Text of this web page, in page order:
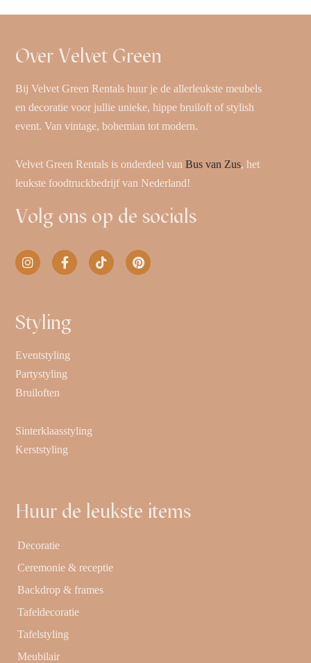
Over Velvet Green
Bij Velvet Green Rentals huur je de allerleukste meubels
en decoratie voor jullie unieke, hippe bruiloft of stylish
event. Van vintage, bohemian tot modern.
Velvet Green Rentals is onderdeel vanBus van Zus, het
leukste foodtruckbedrijf van Nederland!
Volg ons op de socials
Styling
Eventstyling
Partystyling
Bruiloften
Sinterklaasstyling
Kerststyling
Huur de leukste items
Decoratie
Ceremonie & receptie
Backdrop & frames
Tafeldecoratie
Tafelstyling
Meubilair